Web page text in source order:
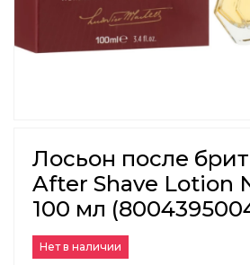
Лосьон после
After Shave Lotion
100 мл
Нет в наличии